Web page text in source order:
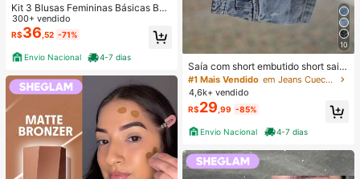
Kit 3 Blusas Femininas Básicas Bab
y Look Blusinha Decote Quadrado
Manga Curta Cropped Suplex Com
Forro Modeladora Casual Versátil Bl
ogueira
300+ vendido
R$36 ,52 -71%
Envio Nacional 4-7 dias
10
Saía com short embutido short saia
jeans
#1 Mais Vendido
em Jeans Cuecas Femininas
4,6k+ vendido
R$29 ,99 -85%
Envio Nacional 4-7 dias